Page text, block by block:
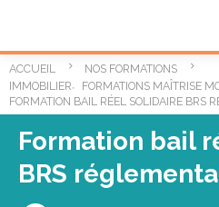
ACCUEIL
NOS FORMATIONS
IMMOBILIER,
FORMATIONS MAÎTRISE
FORMATION BAIL RÉEL SOLIDAIRE BRS
Formation bail
BRS